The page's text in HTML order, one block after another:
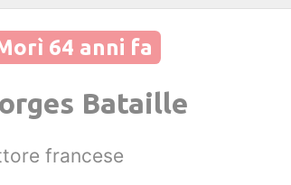
64 anni fa
Bataille
francese